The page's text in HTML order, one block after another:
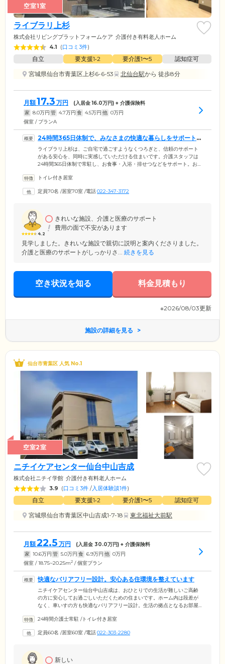
空室1室
ライブラリ上杉
株式会社リビングプラットフォームケア 介護付き有料老人ホーム
4.1 (口コミ3件)
自立 要支援1•2 要介護1〜5
認知症可
宮城県仙台市青葉区上杉6-6-53
北仙台駅から 徒歩8分
月額17.3 万円 (入居金16.0万円) + 介護保険料
家 8.0万円 管 4.7万円 食 4.5万円 他 0万円
個室 / プランA
24時間365日体制で、みなさまの快適な暮らしをサポートし
ます
ライブラリ上杉は、ご自宅で過ごすようなくつろぎと、信頼のサポート
がある安心を、同時に実感していただける住まいです。介護スタッフは
24時間365日体制で常駐し、お食事・入浴・排せつなどをサポート。お部
を備えているため、周囲を気にせずご自分のペースでご使用が可能で
可能ですので、お気軽にお問い合わせください。また、当ホームでは介
トイレ付き居室
定員70名 /居室70室 /電話022-347-3172
4.2
きれいな施設、介護と医療のサポート
費用の面で不安があります
見学しました。きれいな施設で親切に説明と案内くださりました。
介護と医療のサポートがしっかりさ... 続きを見る
空き状況を知る 料金見積もり
※2026/08/03更新
施設の詳細を見る
仙台市青葉区 人気 No.1
空室2室
ニチイケアセンター仙台中山吉成
株式会社ニチイ学館 介護付き有料老人ホーム
3.9 (口コミ3件 /入居体験談1件)
自立 要支援1•2 要介護1〜5
認知症可
宮城県仙台市青葉区中山吉成1-7-18
東北福祉大前駅
月額22.5 万円 (入居金 30.0万円) + 介護保険料
家 10.6万円 管 5.0万円 食 6.9万円 他 0万円
個室 / 18.75~20.25m2 / 個室プラン
快適なバリアフリー設計。安心ある住環境を整えています
ニチイケアセンター仙台中山吉成は、おひとりでの生活が難しいご高齢
の方に安心してお過ごしいただくための住まいです。ホーム内は段差が
なく、車いすの方も快適なバリアフリー設計。生活の拠点となるお部屋
ご自分のペースでの使用が可能です。入浴は個浴に加えて特殊浴槽も設
食事は栄養バランスに配慮したメニューを、1日3食ご提供。広々とした
24時間介護士常駐 /トイレ付き居室
定員60名 /居室60室 /電話022-303-2280
新しい